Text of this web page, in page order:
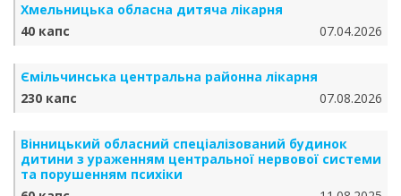
Хмельницька обласна дитяча лікарня
40 капс
07.04.2026
Ємільчинська центральна районна лікарня
230 капс
07.08.2026
Вінницький обласний спеціалізований будинок
дитини з ураженням центральної нервової системи
та порушенням психіки